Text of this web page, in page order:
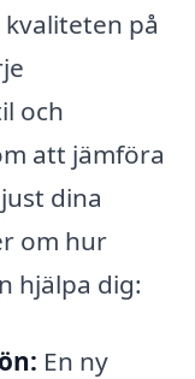
på
och
att jämföra
dina
om hur
hjälpa dig:
En ny